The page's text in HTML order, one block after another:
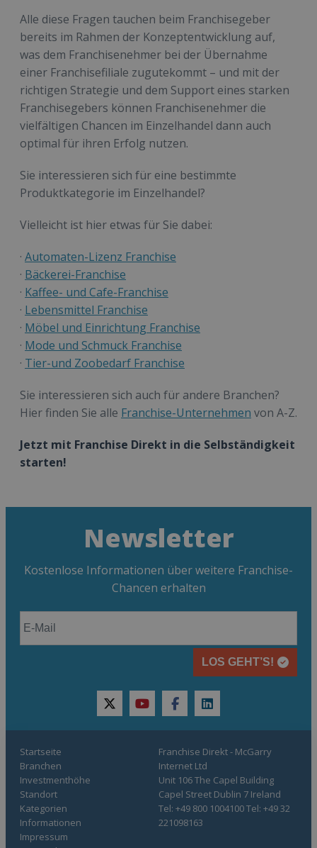
Alle diese Fragen tauchen beim Franchisegeber
bereits im Rahmen der Konzeptentwicklung auf,
was dem Franchisenehmer bei der Übernahme
einer Franchisefiliale zugutekommt – und mit der
richtigen Strategie und dem Support eines starken
Franchisegebers können Franchisenehmer die
vielfältigen Chancen im Einzelhandel dann auch
optimal für ihren Erfolg nutzen.
Sie interessieren sich für eine bestimmte
Produktkategorie im Einzelhandel?
Vielleicht ist hier etwas für Sie dabei:
· Automaten-Lizenz Franchise
· Bäckerei-Franchise
· Kaffee- und Cafe-Franchise
· Lebensmittel Franchise
· Möbel und Einrichtung Franchise
· Mode und Schmuck Franchise
· Tier-und Zoobedarf Franchise
Sie interessieren sich auch für andere Branchen?
Hier finden Sie alle Franchise-Unternehmen von A-Z.
Jetzt mit Franchise Direkt in die Selbständigkeit
starten!
Newsletter
Kostenlose Informationen über weitere Franchise-
Chancen erhalten
LOS GEHT’S!
twitteryoutubefacebooklinkedin
Startseite
Branchen
Investmenthöhe
Standort
Kategorien
Informationen
Impressum
Franchise Direkt - McGarry
Internet Ltd
Unit 106 The Capel Building
Capel Street Dublin 7 Ireland
Tel: +49 800 1004100 Tel: +49 32
221098163